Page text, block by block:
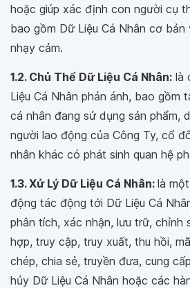
hoặc giúp xác định con người cụ
bao gồm Dữ Liệu Cá Nhân cơ bản
nhạy cảm.
1.2. Chủ Thể Dữ Liệu Cá Nhân: là
Liệu Cá Nhân phản ánh, bao gồm
cá nhân đang sử dụng sản phẩm,
người lao động của Công Ty, cổ
nhân khác có phát sinh quan hệ
1.3. Xử Lý Dữ Liệu Cá Nhân: là
động tác động tới Dữ Liệu Cá
phân tích, xác nhận, lưu trữ, chỉnh
hợp, truy cập, truy xuất, thu hồi,
chép, chia sẻ, truyền đưa, cung
hủy Dữ Liệu Cá Nhân hoặc các